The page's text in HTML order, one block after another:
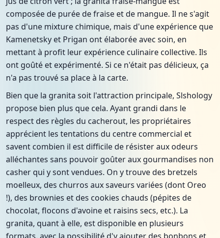
composée de purée de fraise et de mangue. Il ne s'agit
pas d'une mixture chimique, mais d'une expérience que
Kamenetsky et Prigan ont élaborée avec soin, en
mettant à profit leur expérience culinaire collective. Ils
ont goûté et expérimenté. Si ce n'était pas délicieux, ça
n'a pas trouvé sa place à la carte.
Bien que la granita soit l'attraction principale, Slshology
propose bien plus que cela. Ayant grandi dans le
respect des règles du cacherout, les propriétaires
apprécient les tentations du centre commercial et
savent combien il est difficile de résister aux odeurs
alléchantes sans pouvoir goûter aux gourmandises non
casher qui y sont vendues. On y trouve des bretzels
moelleux, des churros aux saveurs variées (dont Oreo
!), des brownies et des cookies chauds (pépites de
chocolat, flocons d'avoine et raisins secs, etc.). La
granita, quant à elle, est disponible en plusieurs